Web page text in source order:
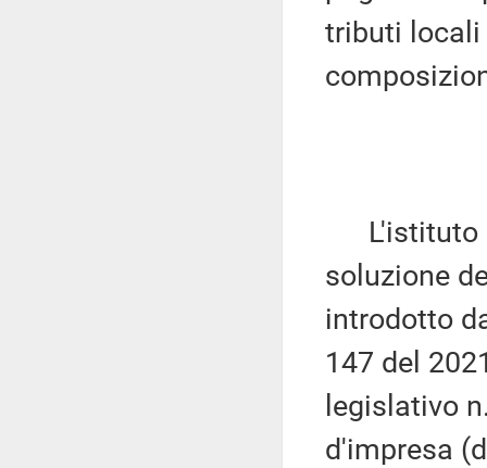
tributi locali
L'istituto
soluzione
introdotto
147 del
legislativo
d'impresa